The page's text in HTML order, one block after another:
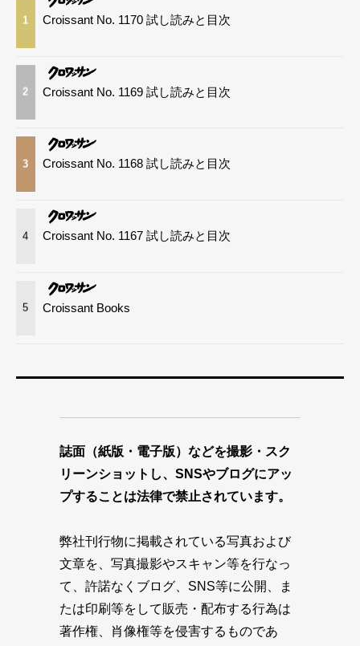
1 Croissant No. 1170 試し読みと目次
2 Croissant No. 1169 試し読みと目次
3 Croissant No. 1168 試し読みと目次
4 Croissant No. 1167 試し読みと目次
5 Croissant Books
誌面（紙版・電子版）などを撮影・スク
リーンショットし、SNSやブログにアッ
プすることは法律で禁止されています。
弊社刊行物に掲載されている写真および
文章を、写真撮影やスキャン等を行なっ
て、許諾なくブログ、SNS等に公開、ま
たは印刷等をして販売・配布する行為は
著作権、肖像権等を侵害するものであ